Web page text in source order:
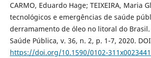
CARMO, Eduardo Hage; TEIXEIRA, Maria
tecnológicos e emergências de saúde
derramamento de óleo no litoral do
Saúde Pública, v. 36, n. 2, p. 1-7, 2020.
https://doi.org/10.1590/0102-